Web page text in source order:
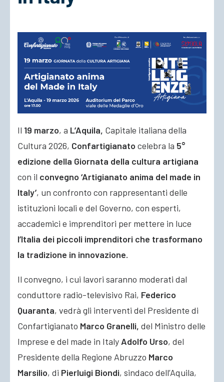
Il 19 marzo, a L’Aquila, Capitale italiana della
Cultura 2026, Confartigianato celebra la 5°
edizione della Giornata della cultura artigiana
con il convegno ‘Artigianato anima del made in
Italy’, un confronto con rappresentanti delle
istituzioni locali e del Governo, con esperti,
accademici e imprenditori per mettere in luce
l’Italia dei piccoli imprenditori che trasformano
la tradizione in innovazione.
Il convegno, i cui lavori saranno moderati dal
conduttore radio-televisivo Rai, Federico
Quaranta, vedrà gli interventi del Presidente di
Confartigianato Marco Granelli, del Ministro delle
Imprese e del made in Italy Adolfo Urso, del
Presidente della Regione Abruzzo Marco
Marsilio, di Pierluigi Biondi, sindaco dell’Aquila,